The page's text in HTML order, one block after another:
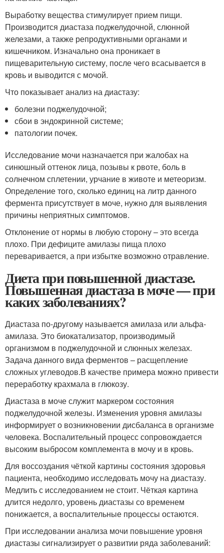
Выработку вещества стимулирует прием пищи.
Производится диастаза поджелудочной, слюнной
железами, а также репродуктивными органами и
кишечником. Изначально она проникает в
пищеварительную систему, после чего всасывается в
кровь и выводится с мочой.
Что показывает анализ на диастазу:
болезни поджелудочной;
сбои в эндокринной системе;
патологии почек.
Исследование мочи назначается при жалобах на
синюшный оттенок лица, позывы к рвоте, боль в
солнечном сплетении, урчание в животе и метеоризм.
Определение того, сколько единиц на литр данного
фермента присутствует в моче, нужно для выявления
причины неприятных симптомов.
Отклонение от нормы в любую сторону – это всегда
плохо. При дефиците амилазы пища плохо
переваривается, а при избытке возможно отравление.
Диета при повышенной диастазе.
Повышенная диастаза в моче — при
каких заболеваниях?
Диастаза по-другому называется амилаза или альфа-
амилаза. Это биокатализатор, производимый
организмом в поджелудочной и слюнных железах.
Задача данного вида ферментов – расщепление
сложных углеводов.В качестве примера можно привести
переработку крахмала в глюкозу.
Диастаза в моче служит маркером состояния
поджелудочной железы. Изменения уровня амилазы
информирует о возникновении дисбаланса в организме
человека. Воспалительный процесс сопровождается
высоким выбросом комплемента в мочу и в кровь.
Для воссоздания чёткой картины состояния здоровья
пациента, необходимо исследовать мочу на диастазу.
Медлить с исследованием не стоит. Чёткая картина
длится недолго, уровень диастазы со временем
понижается, а воспалительные процессы остаются.
При исследовании анализа мочи повышение уровня
диастазы сигнализирует о развитии ряда заболеваний: